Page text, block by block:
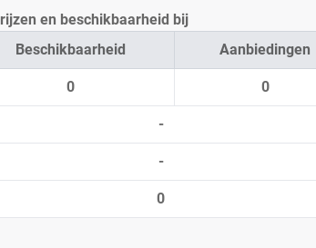
Beschikbaarheid Aanbiedingen
0 0
-
-
0
en beschikbaarheid bij